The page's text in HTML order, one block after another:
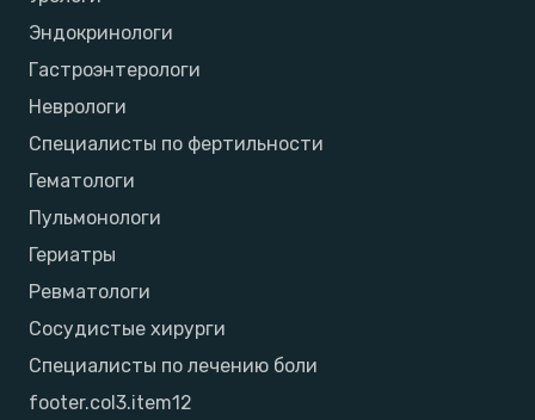
Эндокринологи
Гастроэнтерологи
Неврологи
Специалисты по фертильности
Гематологи
Пульмонологи
Гериатры
Ревматологи
Сосудистые хирурги
Специалисты по лечению боли
footer.col3.item12